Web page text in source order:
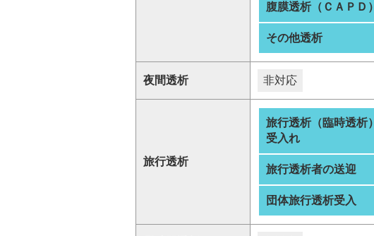
腹膜透析（ＣＡＰＤ）
その他透析
夜間透析 非対応
旅行透析
旅行透析（臨時透析）
受入れ
旅行透析者の送迎
団体旅行透析受入